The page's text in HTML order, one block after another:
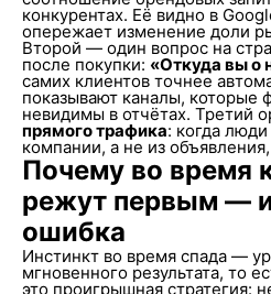
конкурентах. Её видно в
опережает изменение доли
Второй — один вопрос на
после покупки: «Откуда вы о
самих клиентов точнее
показывают каналы, которые
невидимы в отчётах. Третий
прямого трафика: когда
компании, а не из
Почему во время
режут первым —
ошибка
Инстинкт во время спада —
мгновенного результата, то
это проигрышная стратегия: